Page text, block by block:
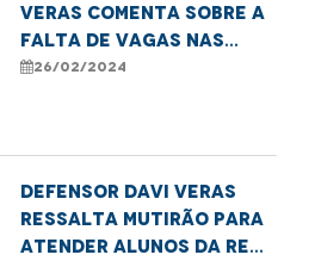
Veras comenta sobre a
falta de vagas nas
escolas públicas de
26/02/2024
Defensor Davi Veras
ressalta mutirão para
atender alunos da rede